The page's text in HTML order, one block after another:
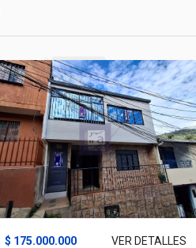
$ 175.000.000 VER DETALLES